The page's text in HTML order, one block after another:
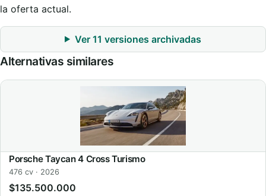
la oferta actual.
Ver 11 versiones archivadas
Alternativas similares
Porsche Taycan 4 Cross Turismo
476 cv · 2026
$135.500.000